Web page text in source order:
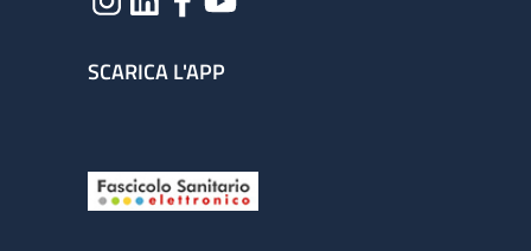
SCARICA L'APP